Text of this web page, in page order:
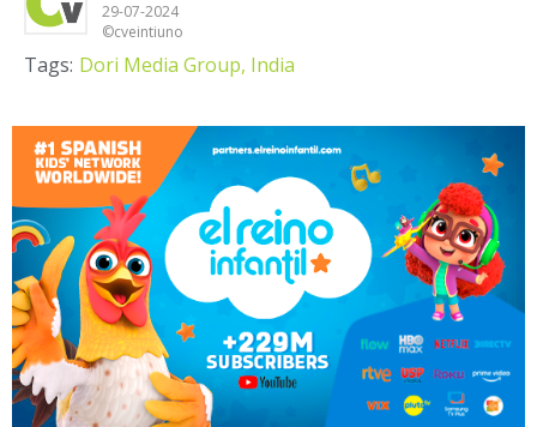
29-07-2024
©cveintiuno
Tags: Dori Media Group, India